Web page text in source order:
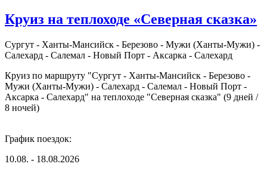
Круиз на теплоходе «Северная сказка»
Сургут - Ханты-Мансийск - Березово - Мужи (Ханты-Мужи) -
Салехард - Салемал - Новый Порт - Аксарка - Салехард
Круиз по маршруту "Сургут - Ханты-Мансийск - Березово -
Мужи (Ханты-Мужи) - Салехард - Салемал - Новый Порт -
Аксарка - Салехард" на теплоходе "Северная сказка" (9 дней /
8 ночей)
График поездок:
10.08. - 18.08.2026